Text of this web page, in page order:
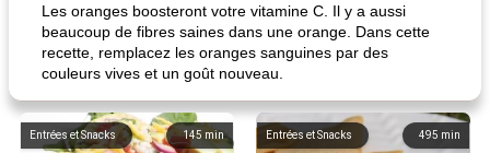
Les oranges boosteront votre vitamine C. Il y a aussi
beaucoup de fibres saines dans une orange. Dans cette
recette, remplacez les oranges sanguines par des
couleurs vives et un goût nouveau.
145 min
Entrées et Snacks 495 min
Entrées et Snacks